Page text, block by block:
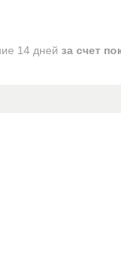
14 дней за счет